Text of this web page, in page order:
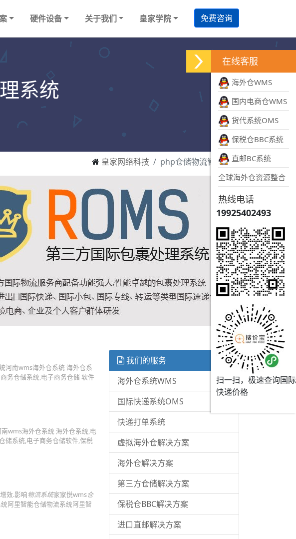
硬件设备 关于我们 皇家学院 免费咨询
系统
皇家网络科技 php仓储物流管理系统
河南wms海外仓系统 海外仓系
务仓储系统,电子商务仓储 软件
wms海外仓系统 海外仓系统,电
储系统,电子商务仓储软件,保税
效.影响物流系统家家悦wms仓
阿里智能仓储物流系统阿里智
我们的服务
海外仓系统WMS
国际快递系统OMS
快递打单系统
虚拟海外仓解决方案
海外仓解决方案
第三方仓储解决方案
保税仓BBC解决方案
进口直邮解决方案
在线客服
海外仓WMS
国内电商仓WMS
货代系统OMS
保税仓BBC系统
直邮BC系统
全球海外仓资源整合
热线电话
19925402493
扫一扫，极速查询国际
快递价格